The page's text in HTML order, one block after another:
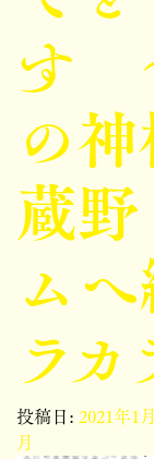
す
の
蔵
ム
ラカ
投稿日:2021年1
月